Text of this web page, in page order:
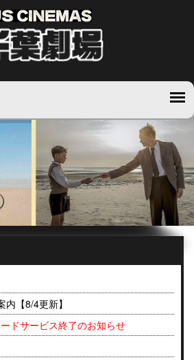
【8/4更新】
ードサービス終了のお知らせ